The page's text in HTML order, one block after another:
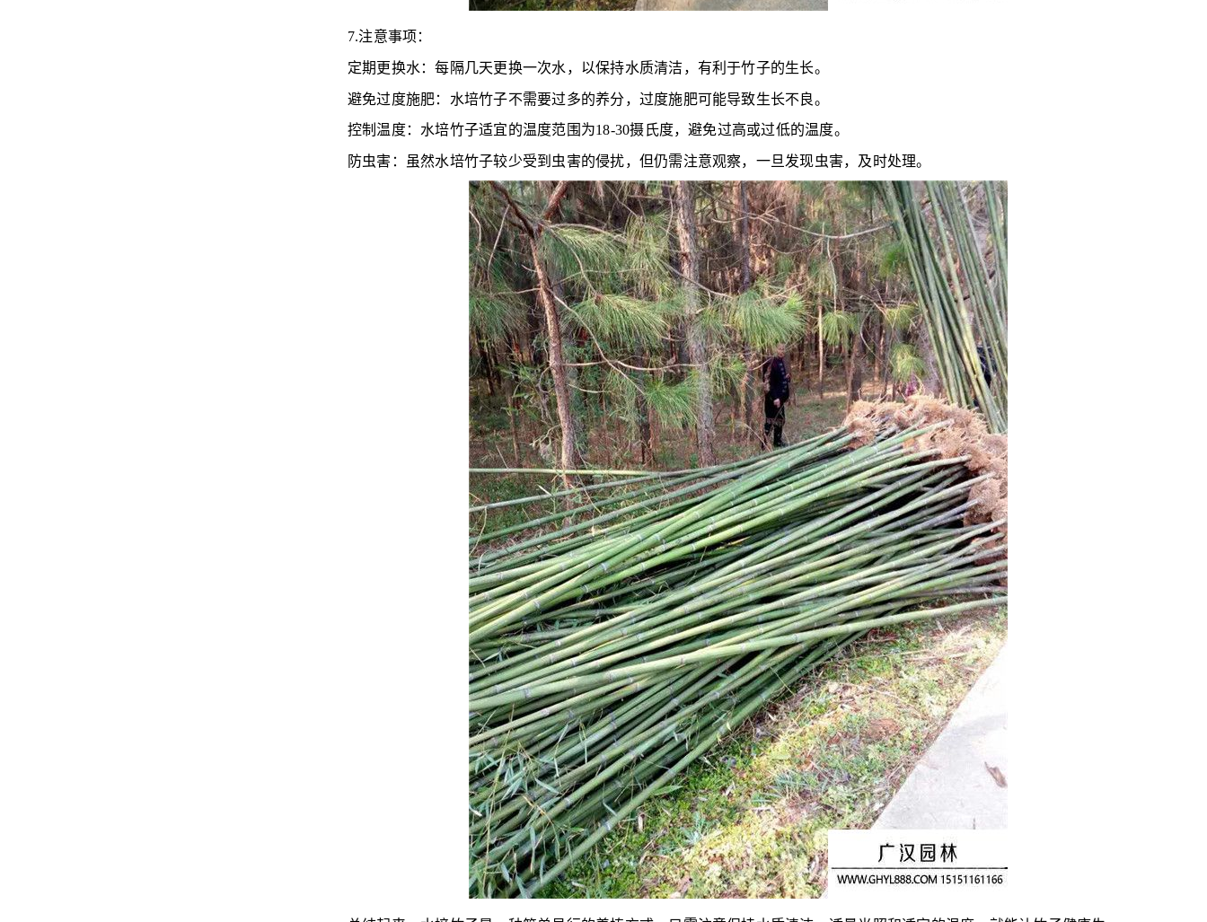
7.注意事项：
定期更换水：每隔几天更换一次水，以保持水质清洁，有利于竹子的生长。
避免过度施肥：水培竹子不需要过多的养分，过度施肥可能导致生长不良。
控制温度：水培竹子适宜的温度范围为18-30摄氏度，避免过高或过低的温度。
防虫害：虽然水培竹子较少受到虫害的侵扰，但仍需注意观察，一旦发现虫害，及时处理。